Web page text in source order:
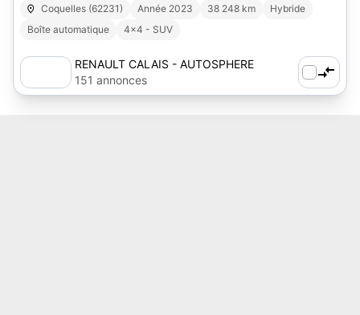
Coquelles (62231) Année 2023 38 248 km
Hybride
Boîte automatique
4x4 - SUV
RENAULT CALAIS - AUTOSPHERE
151 annonces